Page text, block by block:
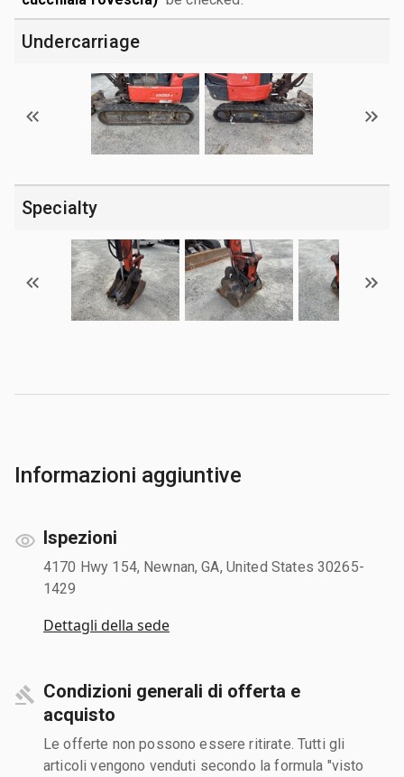
Undercarriage
Specialty
Informazioni aggiuntive
Ispezioni
4170 Hwy 154, Newnan, GA, United States 30265-
1429
Dettagli della sede
Condizioni generali di offerta e
acquisto
Le offerte non possono essere ritirate. Tutti gli
articoli vengono venduti secondo la formula "visto